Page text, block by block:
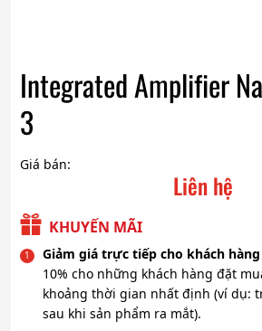
Integrated Amplifier
3
Giá bán:
Liên hệ
KHUYẾN MÃI
Giảm giá trực tiếp cho khách
10% cho những khách hàng đặt
khoảng thời gian nhất định (ví dụ:
sau khi sản phẩm ra mắt).